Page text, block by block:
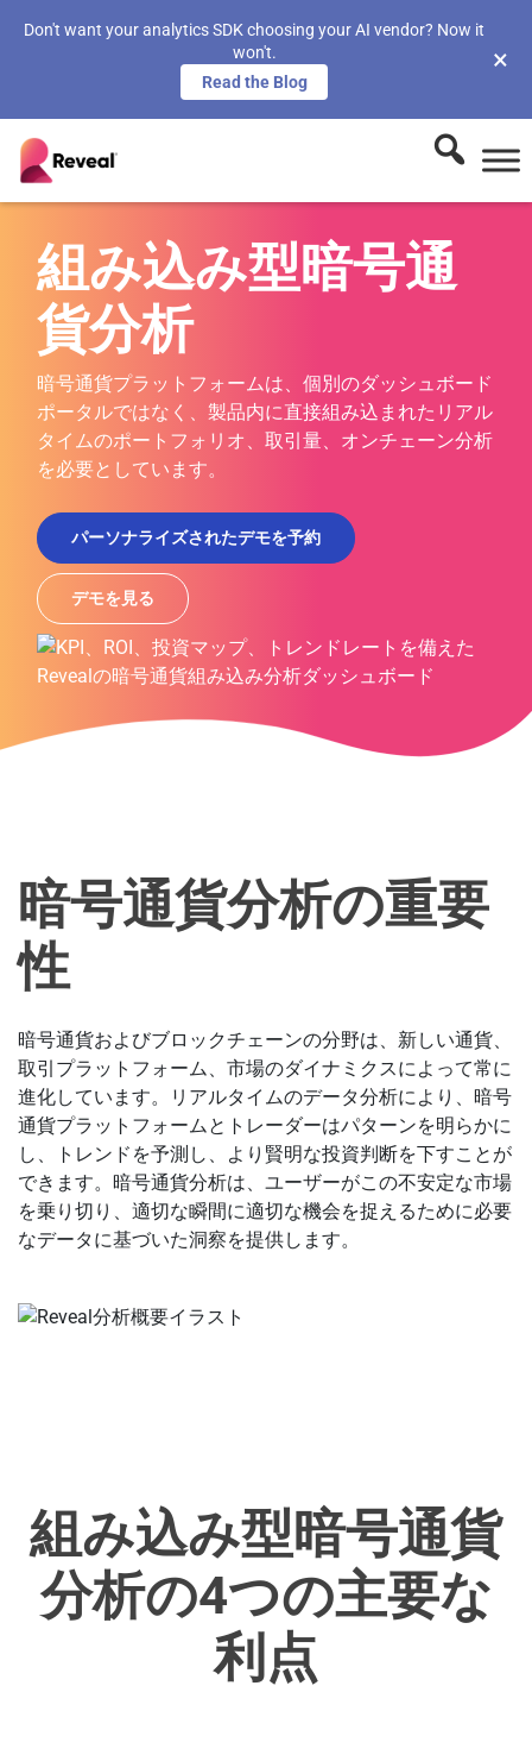
Don't want your analytics SDK choosing your AI vendor? Now it
won't.
Read the Blog
×
組み込み型暗号通
貨分析
暗号通貨プラットフォームは、個別のダッシュボード
ポータルではなく、製品内に直接組み込まれたリアル
タイムのポートフォリオ、取引量、オンチェーン分析
を必要としています。
パーソナライズされたデモを予約
デモを見る
暗号通貨分析の重要
性
暗号通貨およびブロックチェーンの分野は、新しい通貨、
取引プラットフォーム、市場のダイナミクスによって常に
進化しています。リアルタイムのデータ分析により、暗号
通貨プラットフォームとトレーダーはパターンを明らかに
し、トレンドを予測し、より賢明な投資判断を下すことが
できます。暗号通貨分析は、ユーザーがこの不安定な市場
を乗り切り、適切な瞬間に適切な機会を捉えるために必要
なデータに基づいた洞察を提供します。
組み込み型暗号通貨
分析の4つの主要な
利点